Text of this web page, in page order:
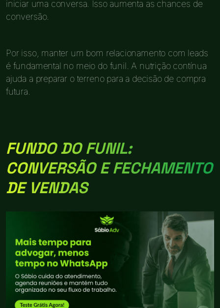
iniciar uma conversa. Isso aumenta as chances de
conversão.
Por isso, manter um bom relacionamento com leads
é fundamental no meio do funil. A nutrição contínua
ajuda a preparar o terreno para a decisão de compra
futura.
FUNDO DO FUNIL:
CONVERSÃO E FECHAMENTO
DE VENDAS